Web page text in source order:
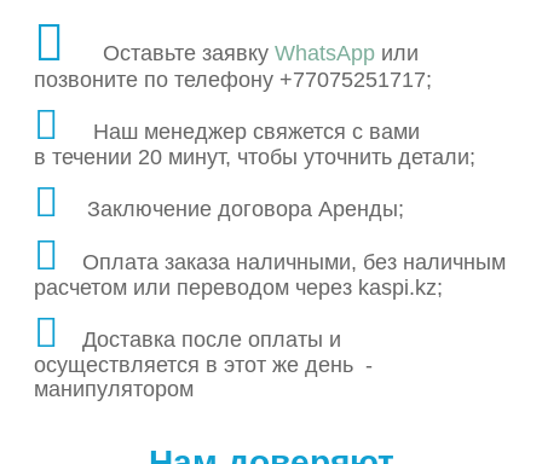
Оставьте заявку WhatsApp или
позвоните по телефону +77075251717;
Наш менеджер свяжется с вами
в течении 20 минут, чтобы уточнить детали;
Заключение договора Аренды;
Оплата заказа наличными, без наличным
расчетом или переводом через kaspi.kz;
Доставка после оплаты и
осуществляется в этот же день -
манипулятором